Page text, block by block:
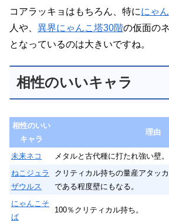
コアラッキョはもちろん、特ににゃ
人や、 異界にゃんこ塔30階の仮面の
となっているのは大きいですね。
相性のいいキャラ
相性のいい
キャラ
理由
未来ネコ
メタルと古代種に打たれ強い壁。
ねこジュラ
ザウルス
クリティカル持ちの量産アタッ
である程度壁にもなる。
にゃんこそ
ば
100％クリティカル持ち。